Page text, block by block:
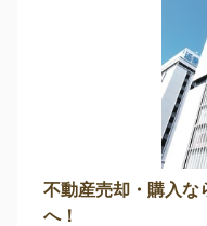
不動産売却・購入な
へ！